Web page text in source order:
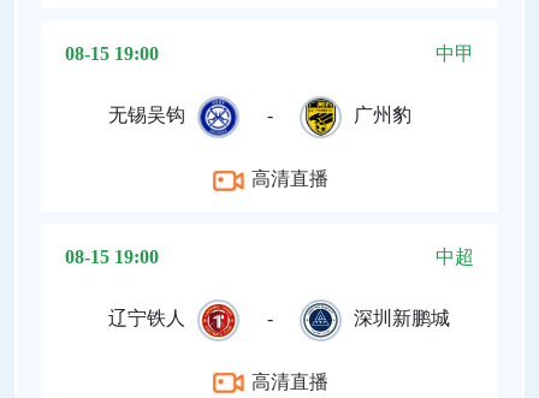
08-15 19:00 中甲
无锡吴钩 - 广州豹
高清直播
08-15 19:00 中超
辽宁铁人 - 深圳新鹏城
高清直播